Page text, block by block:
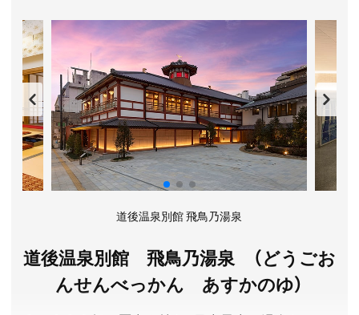
味わうことができます。インストラクターの展示解
説（要予約）や音声ガイドの貸出も行っており、常設
展示室内には俳句を特製短冊に印刷できるコーナー
も設置しています。来館記念に一句作ってみてはい
かがでしょうか。
愛媛県松山市
料金／400円、65歳以上の高齢者200円(証明書提示要) ※
高校生以下無料。特別展・特別企画展観覧料は別に定め
開館時間／5月1日～10月31日 9:00～18:00(入館は17:30
定休日／火曜日(祝日の場合は翌日)、年度・シーズンに
よって変更がありますので、詳しくは公式サイトをご確
認ください。
アクセス／市内電車 道後温泉駅より徒歩約5分 道後公園
道後温泉別館 飛鳥乃湯泉
道後温泉別館 飛鳥乃湯泉 （どうごお
んせんべっかん あすかのゆ）